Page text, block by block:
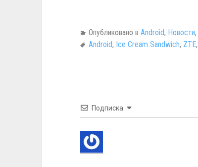
Опубликовано в Android, Новости,
Android, Ice Cream Sandwich, ZTE,
Подписка